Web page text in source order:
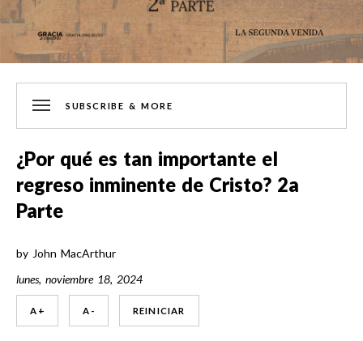
SUBSCRIBE & MORE
¿Por qué es tan importante el
regreso inminente de Cristo? 2a
Parte
by John MacArthur
lunes, noviembre 18, 2024
A + A - REINICIAR